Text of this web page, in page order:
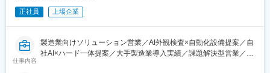
場のデファクトスタンダードの構築」を目指す会社です。
AI技術を活用したソフトウェアプロダクト + ハードウェアの両軸
で工場ラインのインテグレーション提案を行い、工場現場実装を
正社員 上場企業
仕事内容
製造業向けソリューション営業／AI外観検査×自動化設備提案／自
社AI×ハード一体提案／大手製造業導入実績／課題解決型営業／技